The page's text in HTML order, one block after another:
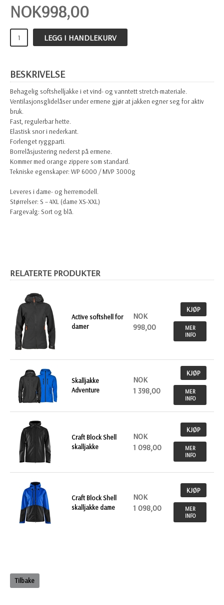
NOK998,00
LEGG I HANDLEKURV
BESKRIVELSE
Behagelig softshelljakke i et vind- og vanntett stretch-materiale.
Ventilasjonsglidelåser under ermene gjør at jakken egner seg for aktiv
bruk.
Fast, regulerbar hette.
Elastisk snor i nederkant.
Forlenget ryggparti.
Borrelåsjustering nederst på ermene.
Kommer med orange zippere som standard.
Tekniske egenskaper: WP 6000 / MVP 3000g
Leveres i dame- og herremodell.
Størrelser: S – 4XL (dame XS-XXL)
Fargevalg: Sort og blå.
RELATERTE PRODUKTER
Active softshell for
damer
NOK
998,00
KJØP
MER
INFO
Skalljakke
Adventure
NOK
1 398,00
KJØP
MER
INFO
Craft Block Shell
skalljakke
NOK
1 098,00
KJØP
MER
INFO
Craft Block Shell
skalljakke dame
NOK
1 098,00
KJØP
MER
INFO
Tilbake